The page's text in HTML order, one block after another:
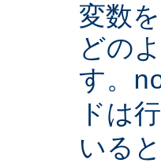
変数
どの
す。
ドは
いる